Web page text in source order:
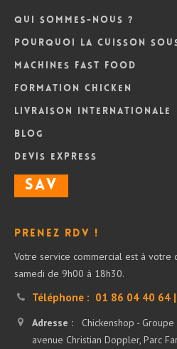
Qui sommes-nous ?
Pourquoi la cuisson
Machines Fast Food
Formation Chicken
Livraison internationale
Blog
DEVIS Express
SAV
Prenez RDV !
Votre service commercial est à votre
samedi de 9h00 à 18h30.
Téléphone : 01 86 04 40 64
Adresse : Chickenshop -
avenue Christian Doppler, Parc